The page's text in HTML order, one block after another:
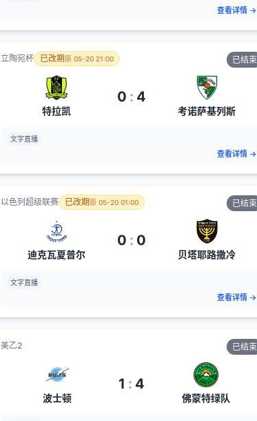
查看详情→
立陶宛杯 已改期原05-20 21:00 已结束
特拉凯
0 : 4
考诺萨基列斯
文字直播
查看详情→
以色列超级联赛 已改期原05-20 01:00 已结束
迪克瓦夏普尔
0 : 0
贝塔耶路撒冷
文字直播
查看详情→
美乙2 已结束
波士顿
1 : 4
佛蒙特绿队